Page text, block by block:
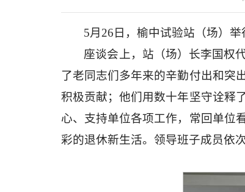
5月26日，榆中试验站（场）
座谈会上，站（场）长李国权
了老同志们多年来的辛勤付出和突
积极贡献；他们用数十年坚守诠释
心、支持单位各项工作，常回单位
彩的退休新生活。领导班子成员依